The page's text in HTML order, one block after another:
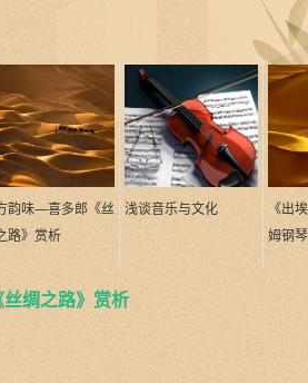
韵味—喜多郎《丝
路》赏析
浅谈音乐与文化
《出
姆钢
绸之路》赏析